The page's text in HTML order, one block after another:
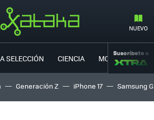
NUEVO
SELECCIÓN CIENCIA MOVILIDAD
Suscríbete a
Generación Z iPhone 17 Samsung